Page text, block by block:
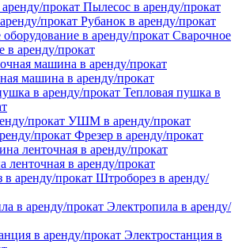
Пылесос в аренду/прокат
Рубанок в аренду/прокат
Сварочное
в аренду/прокат
машина в аренду/прокат
Тепловая пушка в
УШМ в аренду/прокат
Фрезер в аренду/прокат
в аренду/прокат
Штроборез в аренду/
Электропила в аренду/
Электростанция в